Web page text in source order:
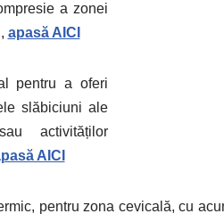
a zonei
apasă AICI
pentru a oferi
slăbiciuni ale
activităților
AICI
pentru zona cevicală, cu